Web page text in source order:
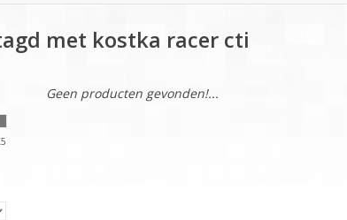
met kostka racer cti
5
Geen producten gevonden!...